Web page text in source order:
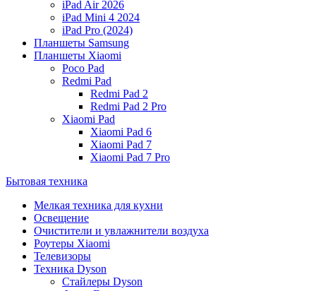
iPad Air 2026
iPad Mini 4 2024
iPad Pro (2024)
Планшеты Samsung
Планшеты Xiaomi
Poco Pad
Redmi Pad
Redmi Pad 2
Redmi Pad 2 Pro
Xiaomi Pad
Xiaomi Pad 6
Xiaomi Pad 7
Xiaomi Pad 7 Pro
Бытовая техника
Мелкая техника для кухни
Освещение
Очистители и увлажнители воздуха
Роутеры Xiaomi
Телевизоры
Техника Dyson
Стайлеры Dyson